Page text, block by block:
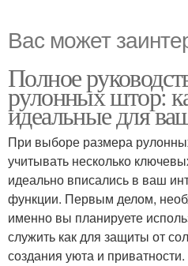
Вас может
Полное
рулонных штор:
идеальные для
При выборе размера
учитывать несколько
идеально вписались в ваш
функции. Первым делом,
именно вы планируете
служить как для защиты от
создания уюта и приватности.